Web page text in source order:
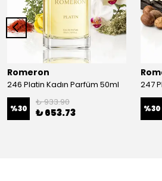
Romeron
246 Platin Kadın Parfüm 50ml
%30
₺ 933.90
₺ 653.73
247
%30